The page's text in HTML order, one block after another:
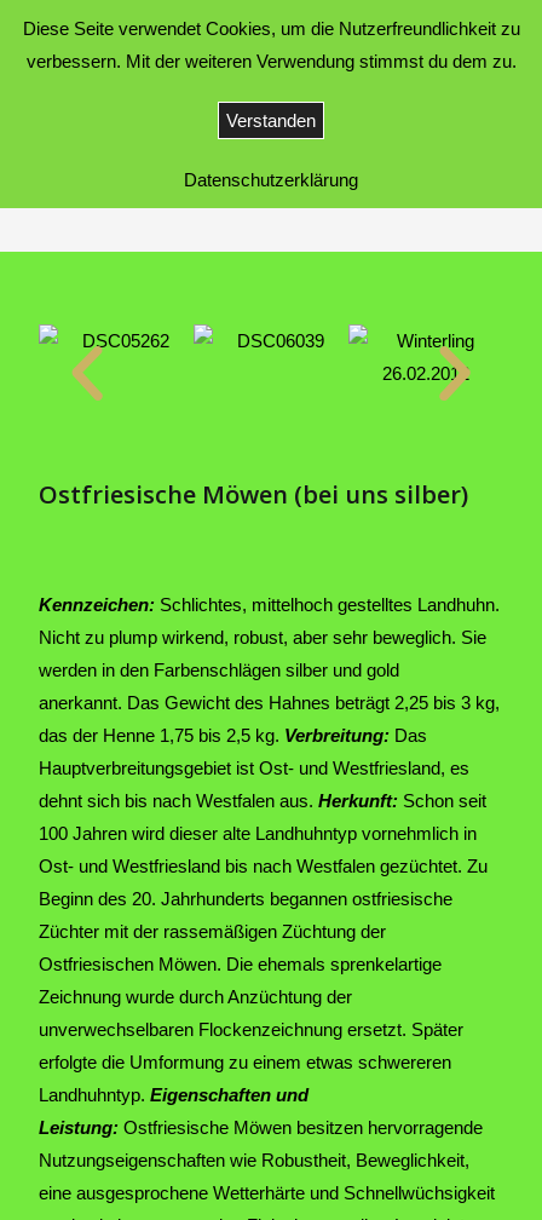
Hof Sonnengold MENÜ
Ostfriesische Möwen (bei uns silber)
Kennzeichen: Schlichtes, mittelhoch gestelltes Landhuhn.
Nicht zu plump wirkend, robust, aber sehr beweglich. Sie
werden in den Farbenschlägen silber und gold
anerkannt. Das Gewicht des Hahnes beträgt 2,25 bis 3 kg,
das der Henne 1,75 bis 2,5 kg. Verbreitung: Das
Hauptverbreitungsgebiet ist Ost- und Westfriesland, es
dehnt sich bis nach Westfalen aus.Herkunft: Schon seit
100 Jahren wird dieser alte Landhuhntyp vornehmlich in
Ost- und Westfriesland bis nach Westfalen gezüchtet. Zu
Beginn des 20. Jahrhunderts begannen ostfriesische
Züchter mit der rassemäßigen Züchtung der
Ostfriesischen Möwen. Die ehemals sprenkelartige
Zeichnung wurde durch Anzüchtung der
unverwechselbaren Flockenzeichnung ersetzt. Später
erfolgte die Umformung zu einem etwas schwereren
Landhuhntyp.Eigenschaften und
Leistung:Ostfriesische Möwen besitzen hervorragende
Nutzungseigenschaften wie Robustheit, Beweglichkeit,
eine ausgesprochene Wetterhärte und Schnellwüchsigkeit
Diese Seite verwendet Cookies, um die Nutzerfreundlichkeit zu
verbessern. Mit der weiteren Verwendung stimmst du dem zu.
Verstanden
Datenschutzerklärung